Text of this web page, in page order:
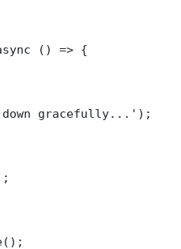
() => {
gracefully...');